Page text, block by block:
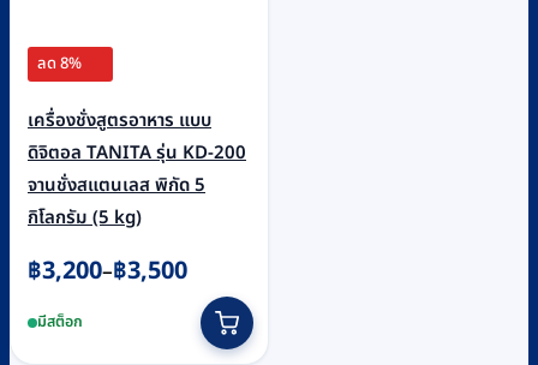
ลด 8%
เครื่องชั่งสูตรอาหาร แบบ
ดิจิตอล TANITA รุ่น KD-200
จานชั่งสแตนเลส พิกัด 5
กิโลกรัม (5 kg)
฿3,200–฿3,500
Price
฿3,200
มีสต็อก
product